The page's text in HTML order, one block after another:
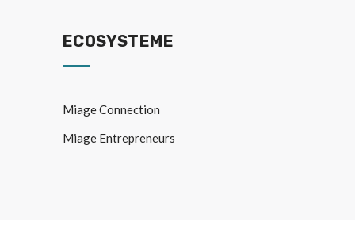
ECOSYSTEME
Miage Connection
Miage Entrepreneurs